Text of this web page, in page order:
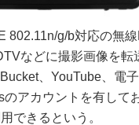
g/b対応の無
などに撮影画像を転
、YouTube、電
のアカウントを有して
できるという。